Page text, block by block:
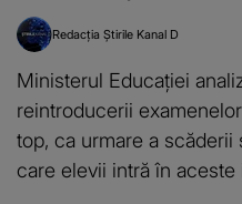
Redacția Știrile Kanal D
Ministerul Educației
reintroducerii
top, ca urmare a
care elevii intră în aceste